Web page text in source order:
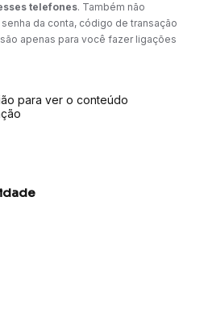
telefones. Também não
da conta, código de transação
apenas para você fazer ligações
para ver o conteúdo